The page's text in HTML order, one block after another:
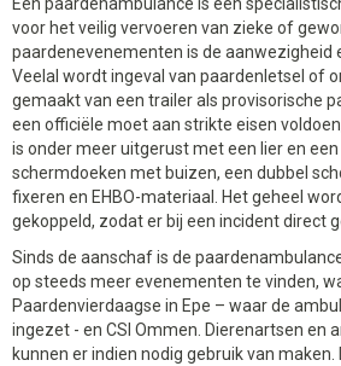
voor het veilig vervoeren van zieke of
paardenevenementen is de aanwezigheid
Veelal wordt ingeval van paardenletsel of
gemaakt van een trailer als provisorische
een officiële moet aan strikte eisen
is onder meer uitgerust met een lier en
schermdoeken met buizen, een dubbel
fixeren en EHBO-materiaal. Het geheel
gekoppeld, zodat er bij een incident direct
Sinds de aanschaf is de
op steeds meer evenementen te vinden,
Paardenvierdaagse in Epe – waar de
ingezet - en CSI Ommen. Dierenartsen en
kunnen er indien nodig gebruik van